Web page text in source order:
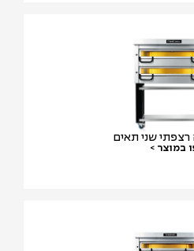
שני תאים
>